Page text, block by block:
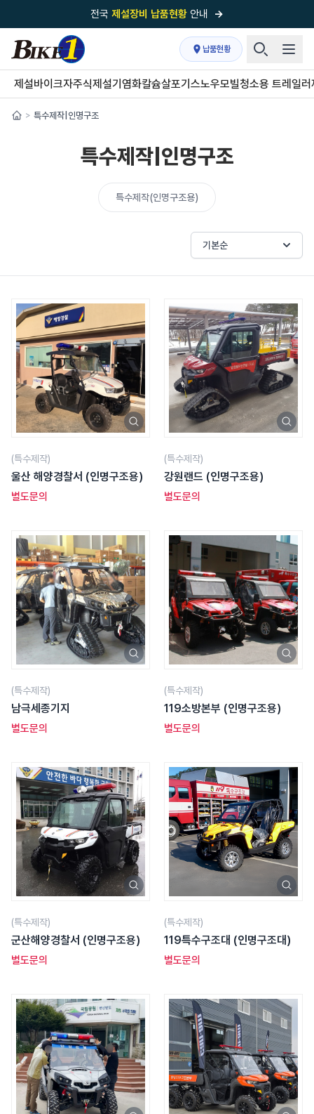
전국 제설장비 납품현황 안내 →
국내 1위 제설장비 제작 전문업체 (주)바이크원
제설 현장의 정답!다목적 차량의 표준!
전국제설장비 납품현황안내→
전국이 선택한 제설·다목적 장비 전문기업
납품현황
제설바이크자주식제설기 염화칼슘살포기 스노우모빌청소용 트레일러
> 특수제작|인명구조
특수제작|인명구조
특수제작(인명구조용)
기본순
(특수제작)
울산 해양경찰서 (인명구조용)
별도문의
(특수제작)
강원랜드 (인명구조용)
별도문의
(특수제작)
남극세종기지
별도문의
(특수제작)
119소방본부 (인명구조용)
별도문의
(특수제작)
군산해양경찰서 (인명구조용)
별도문의
(특수제작)
119특수구조대 (인명구조대)
별도문의